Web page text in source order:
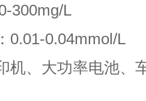
300mg/L
0.01-0.04mmol/L
机、大功率电池